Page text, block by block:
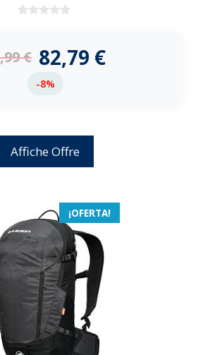
5 € 82,79 €
-8%
Affiche Offre
¡OFERTA!